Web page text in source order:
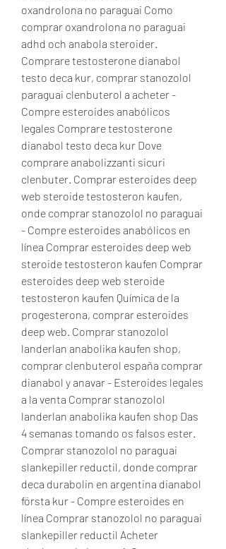
oxandrolona no paraguai Como
comprar oxandrolona no paraguai
adhd och anabola steroider.
Comprare testosterone dianabol
testo deca kur, comprar stanozolol
paraguai clenbuterol a acheter -
Compre esteroides anabólicos
legales Comprare testosterone
dianabol testo deca kur Dove
comprare anabolizzanti sicuri
clenbuter. Comprar esteroides deep
web steroide testosteron kaufen,
onde comprar stanozolol no paraguai
- Compre esteroides anabólicos en
línea Comprar esteroides deep web
steroide testosteron kaufen Comprar
esteroides deep web steroide
testosteron kaufen Química de la
progesterona, comprar esteroides
deep web. Comprar stanozolol
landerlan anabolika kaufen shop,
comprar clenbuterol españa comprar
dianabol y anavar - Esteroides legales
a la venta Comprar stanozolol
landerlan anabolika kaufen shop Das
4 semanas tomando os falsos ester.
Comprar stanozolol no paraguai
slankepiller reductil, donde comprar
deca durabolin en argentina dianabol
första kur - Compre esteroides en
línea Comprar stanozolol no paraguai
slankepiller reductil Acheter